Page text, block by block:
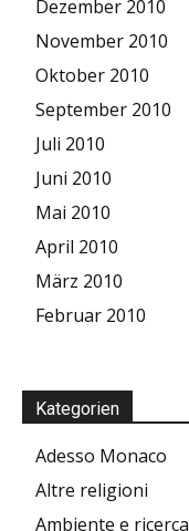
Dezember 2010
November 2010
Oktober 2010
September 2010
Juli 2010
Juni 2010
Mai 2010
April 2010
März 2010
Februar 2010
Kategorien
Adesso Monaco
Altre religioni
Ambiente e ricerca